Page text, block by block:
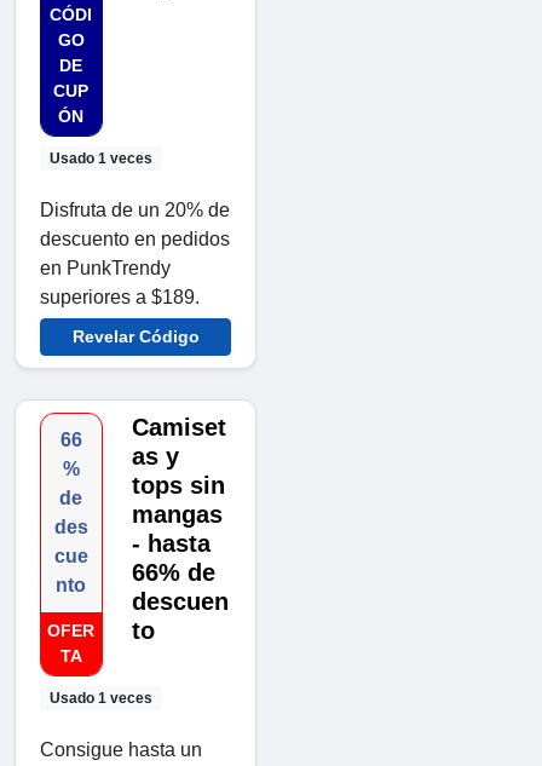
CÓDI
GO
DE
CUP
ÓN
Usado 1 veces
Disfruta de un 20% de
descuento en pedidos
en PunkTrendy
superiores a $189.
Revelar Código
66
%
de
des
cue
nto
OFER
TA
Usado 1 veces
Camiset
as y
tops sin
mangas
- hasta
66% de
descuen
to
Consigue hasta un